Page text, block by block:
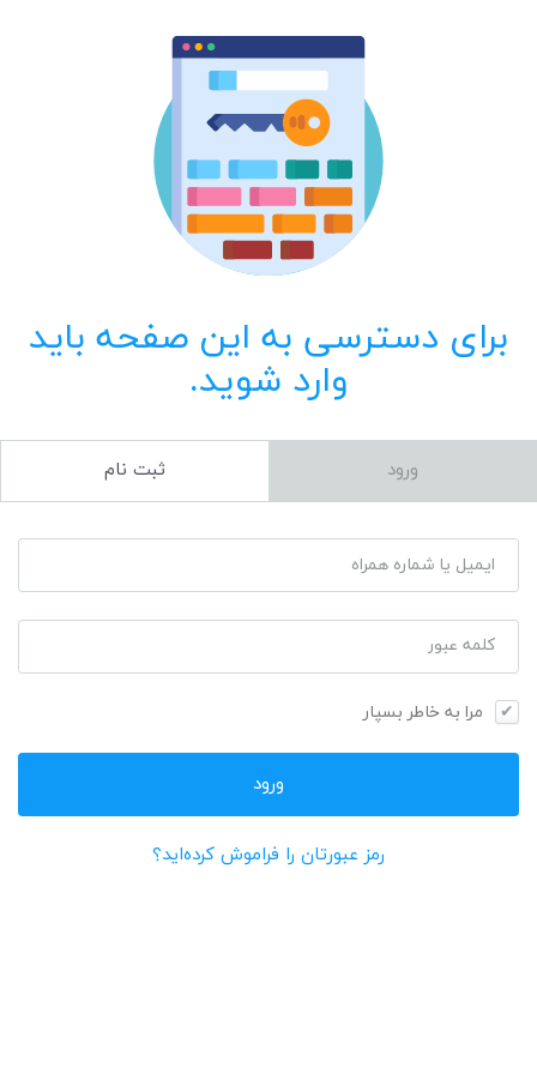
برای دسترسی به این صفحه باید
وارد شوید.
ورود ثبت نام
ایمیل یا شماره همراه
کلمه عبور
مرا به خاطر بسپار
رمز عبورتان را فراموش کرده‌اید؟